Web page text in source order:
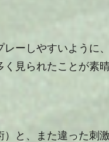
ーしやすいように
見られたことが素
と、また違った刺